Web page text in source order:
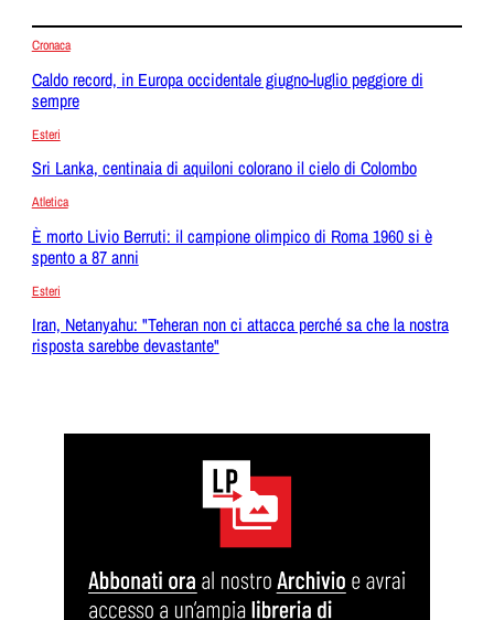
Cronaca
Caldo record, in Europa occidentale giugno-luglio peggiore di
sempre
Esteri
Sri Lanka, centinaia di aquiloni colorano il cielo di Colombo
Atletica
È morto Livio Berruti: il campione olimpico di Roma 1960 si è
spento a 87 anni
Esteri
Iran, Netanyahu: "Teheran non ci attacca perché sa che la nostra
risposta sarebbe devastante"